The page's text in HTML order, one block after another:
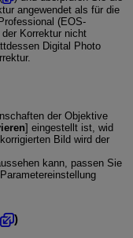
angewendet als für die
(EOS-
Korrektur nicht
Digital Photo
der Objektive
] eingestellt ist, wid
Bild wird der
kann, passen Sie
)